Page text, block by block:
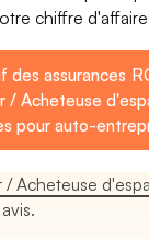
chiffre
des assurances
/ Acheteuse
pour auto-
Acheteuse
avis.